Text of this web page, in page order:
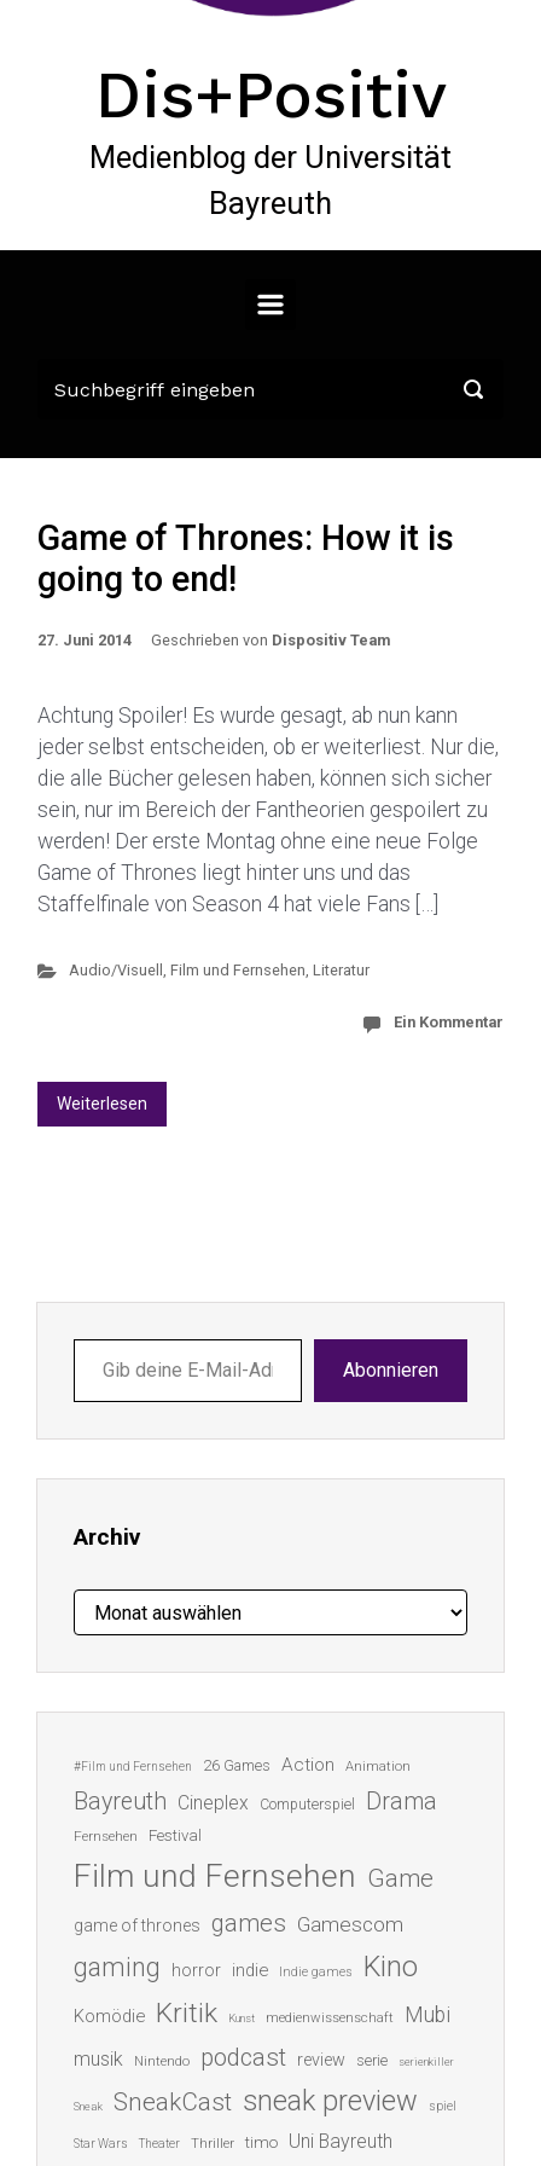
Dis+Positiv
Medienblog der Universität
Bayreuth
Game of Thrones: How it is
going to end!
27. Juni 2014 Geschrieben von Dispositiv Team
Achtung Spoiler! Es wurde gesagt, ab nun kann
jeder selbst entscheiden, ob er weiterliest. Nur die,
die alle Bücher gelesen haben, können sich sicher
sein, nur im Bereich der Fantheorien gespoilert zu
werden! Der erste Montag ohne eine neue Folge
Game of Thrones liegt hinter uns und das
Staffelfinale von Season 4 hat viele Fans […]
Audio/Visuell , Film und Fernsehen, Literatur
Ein Kommentar
Weiterlesen
deine
E-
ein ...
Abonnieren
Archiv
Archiv
#Film und Fernsehen 26 Games Action Animation
Bayreuth Cineplex Computerspiel Drama
Fernsehen Festival
Film und Fernsehen Game
game of thrones games Gamescom
gaming horror indie Indie games Kino
Komödie Kritik Kunst medienwissenschaft Mubi
musik Nintendo podcast review serie serienkiller
Sneak SneakCast sneak preview spiel
Star Wars Theater Thriller timo Uni Bayreuth